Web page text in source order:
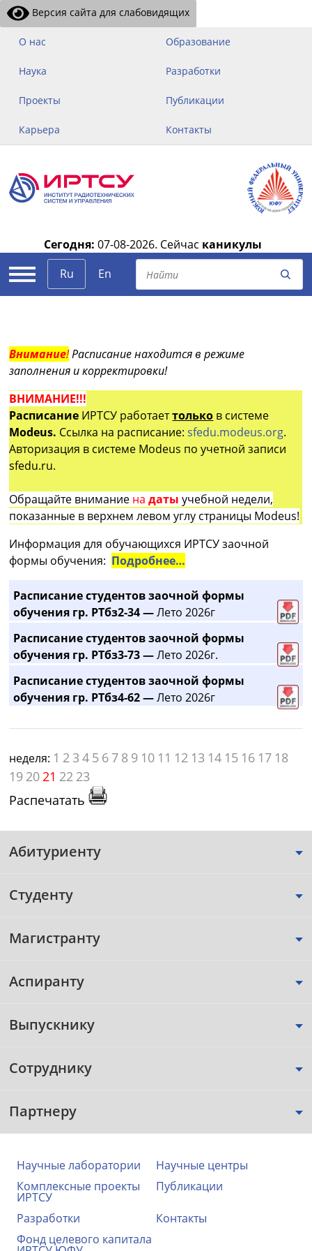
Версия сайта для слабовидящих
О нас Образование
Наука Разработки
Проекты Публикации
Карьера Контакты
Сегодня: 07-08-2026. Сейчас каникулы
Ru
En
Внимание!Расписание находится в режиме
заполнения и корректировки!
ВНИМАНИЕ!!!
Расписание ИРТСУ работаеттолько в системе
Modeus. Ссылка на расписание:sfedu.modeus.org.
Авторизация в системе Modeus по учетной записи
sfedu.ru.
Обращайте внимание на датыучебной недели,
показанные в верхнем левом углу страницы Modeus!
Информация для обучающихся ИРТСУ заочной
формы обучения: Подробнее…
Расписание студентов заочной формы
обучения гр. РТбз2-34 —Лето 2026г
Расписание студентов заочной формы
обучения гр. РТбз3-73 —Лето 2026г.
Расписание студентов заочной формы
обучения гр. РТбз4-62 —Лето 2026г
неделя: 1 2 3 4 5 6 7 8 9 10 11 12 13 14 15 16 17 18
19 2021 22 23
Распечатать
Абитуриенту
Студенту
Магистранту
Аспиранту
Выпускнику
Сотруднику
Партнеру
Научные лаборатории
Научные центры
Комплексные проекты
ИРТСУ
Публикации
Разработки
Контакты
Фонд целевого капитала